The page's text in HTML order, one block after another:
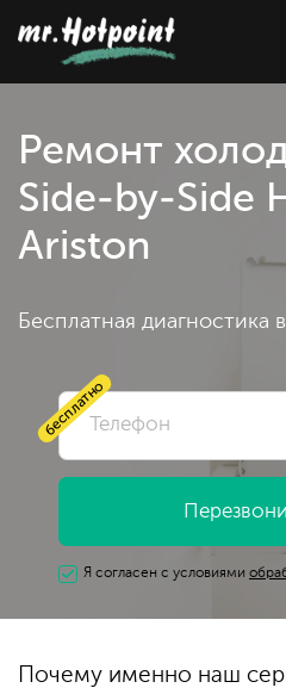
Ремонт
Side-by-Side
Ariston
Бесплатная диагностика
бесплатно
Я согласен с условиями
Почему именно наш